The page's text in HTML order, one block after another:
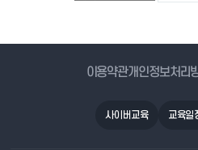
이용약관개인정보처리
사이버교육 교육일